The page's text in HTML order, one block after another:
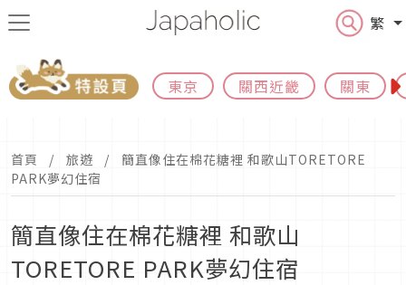
繁
東京 關西近畿 關東
首頁 旅遊
簡直像住在棉花糖裡 和歌山TORETORE
PARK夢幻住宿
簡直像住在棉花糖裡 和歌山
TORETORE PARK夢幻住宿